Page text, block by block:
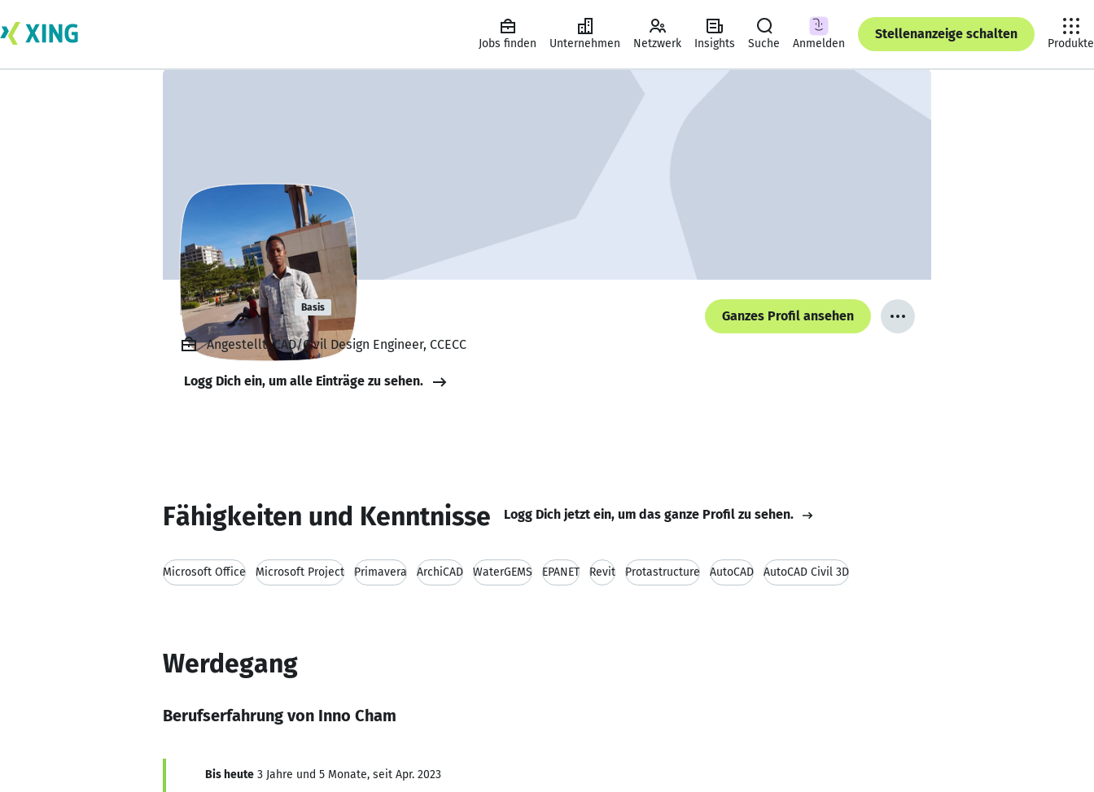
Jobs finden Unternehmen Netzwerk Insights Suche Anmelden
Stellenanzeige schalten
Produkte
Inno Cham Basis
Ganzes Profil ansehen
Angestellt, CAD/Civil Design Engineer, CCECC
Logg Dich ein, um alle Einträge zu sehen.
Fähigkeiten und Kenntnisse Logg Dich jetzt ein, um das ganze Profil zu sehen.
Microsoft Office Microsoft Project Primavera ArchiCAD WaterGEMS EPANET Revit Protastructure AutoCAD AutoCAD Civil 3D
Werdegang
Berufserfahrung von Inno Cham
Bis heute 3 Jahre und 5 Monate, seit Apr. 2023